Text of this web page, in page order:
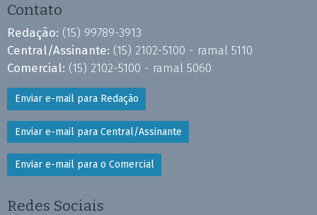
Contato
Redação: (15) 99789-3913
Central/Assinante: (15) 2102-5100 - ramal 5110
Comercial: (15) 2102-5100 - ramal 5060
Enviar e-mail para Redação
Enviar e-mail para Central/Assinante
Enviar e-mail para o Comercial
Redes Sociais